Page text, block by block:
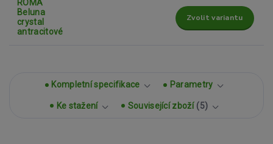
Zvolit variantu
Kompletní specifikace Parametry
Ke stažení Související zboží 5